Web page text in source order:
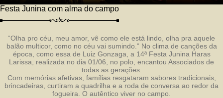
Festa Junina com alma do campo
“Olha pro céu, meu amor, vê como ele está lindo, olha pra aquele
balão multicor, como no céu vai sumindo.” No clima de canções da
época, como essa de Luiz Gonzaga, a 14ª Festa Junina Haras
Larissa, realizada no dia 01/06, no polo, encantou Associados de
todas as gerações.
Com memórias afetivas, famílias resgataram sabores tradicionais,
brincadeiras, curtiram a quadrilha e a roda de conversa ao redor da
fogueira. O autêntico viver no campo.